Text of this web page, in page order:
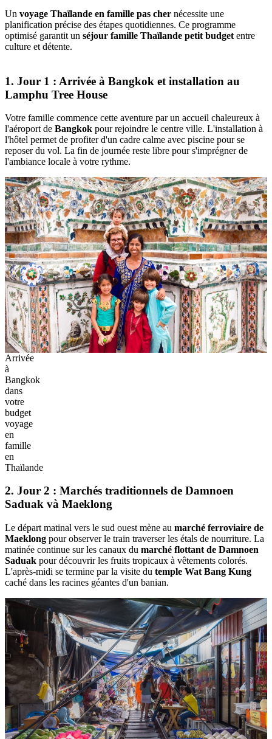
Un voyage Thaïlande en famille pas cher nécessite une
planification précise des étapes quotidiennes. Ce programme
optimisé garantit un séjour famille Thaïlande petit budget entre
culture et détente.
1. Jour 1 : Arrivée à Bangkok et installation au
Lamphu Tree House
Votre famille commence cette aventure par un accueil chaleureux à
l'aéroport de Bangkok pour rejoindre le centre ville. L'installation à
l'hôtel permet de profiter d'un cadre calme avec piscine pour se
reposer du vol. La fin de journée reste libre pour s'imprégner de
l'ambiance locale à votre rythme.
Arrivée
à
Bangkok
dans
votre
budget
voyage
en
famille
en
Thaïlande
2. Jour 2 : Marchés traditionnels de Damnoen
Saduak và Maeklong
Le départ matinal vers le sud ouest mène au marché ferroviaire de
Maeklong pour observer le train traverser les étals de nourriture. La
matinée continue sur les canaux du marché flottant de Damnoen
Saduak pour découvrir les fruits tropicaux à vêtements colorés.
L'après-midi se termine par la visite du temple Wat Bang Kung
caché dans les racines géantes d'un banian.